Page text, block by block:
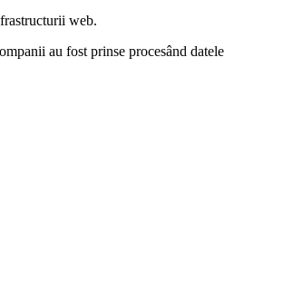
web.
au fost prinse procesând datele